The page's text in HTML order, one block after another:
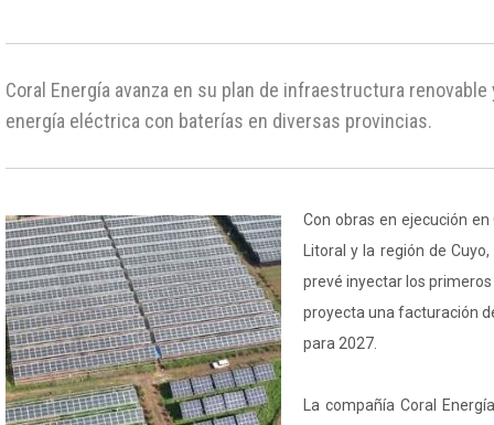
Coral Energía avanza en su plan de infraestructura
energía eléctrica con baterías en diversas provincias.
Con obras en ejecución
Litoral y la región de
prevé inyectar los
proyecta una facturación
para 2027.
La compañía Coral